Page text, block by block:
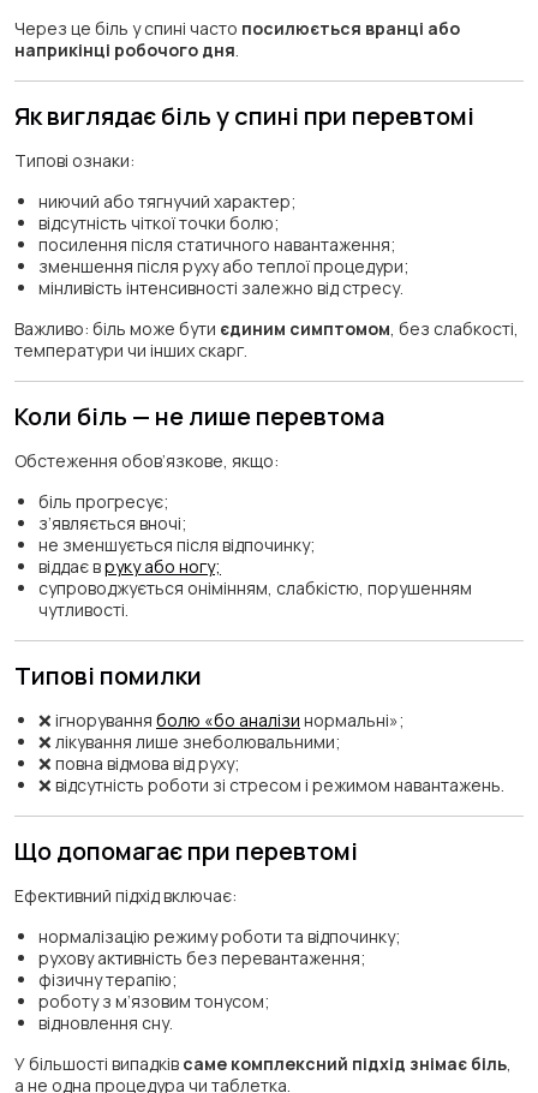
Через це біль у спині часто посилюється вранці або
наприкінці робочого дня
Як виглядає біль у спині при перевтомі
Типові ознаки:
ниючий або тягнучий характер;
відсутність чіткої точки болю;
посилення після статичного навантаження;
зменшення після руху або теплої процедури;
мінливість інтенсивності залежно від стресу.
Важливо: біль може бути єдиним симптомом , без слабкості,
температури чи інших скарг.
Коли біль — не лише перевтома
Обстеження обов’язкове, якщо:
біль прогресує;
з’являється вночі;
не зменшується після відпочинку;
віддає вруку або ногу;
супроводжується онімінням, слабкістю, порушенням
чутливості.
Типові помилки
❌ ігнорування болю «бо аналізи нормальні»;
❌ лікування лише знеболювальними;
❌ повна відмова від руху;
❌ відсутність роботи зі стресом і режимом навантажень.
Що допомагає при перевтомі
Ефективний підхід включає:
нормалізацію режиму роботи та відпочинку;
рухову активність без перевантаження;
фізичну терапію;
роботу з м’язовим тонусом;
відновлення сну.
У більшості випадків саме комплексний підхід знімає біль
а не одна процедура чи таблетка.